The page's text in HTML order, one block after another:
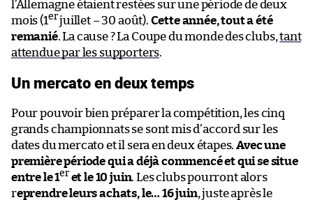
l’Allemagne étaient restées sur une période de deux
mois (1erjuillet – 30 août). Cette année, tout a été
remanié. La cause ? La Coupe du monde des clubs,tant
attendue par les supporters.
Un mercato en deux temps
Pour pouvoir bien préparer la compétition, les cinq
grands championnats se sont mis d’accord sur les
dates du mercato et il sera en deux étapes.Avec une
première période qui a déjà commencé et qui se situe
entre le 1er et le 10 juin. Les clubs pourront alors
reprendre leurs achats, le… 16 juin, juste après le